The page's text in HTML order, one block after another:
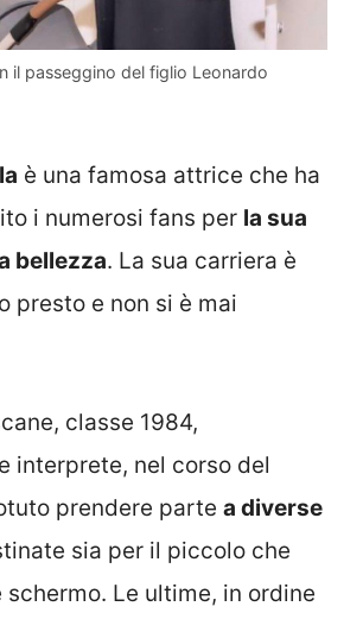
il passeggino del figlio Leonardo
è una famosa attrice che ha
i numerosi fans per la sua
bellezza. La sua carriera è
presto e non si è mai
classe 1984,
interprete, nel corso del
prendere parte a diverse
sia per il piccolo che
Le ultime, in ordine